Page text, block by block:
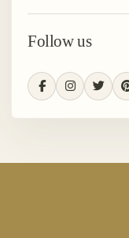
Follow us